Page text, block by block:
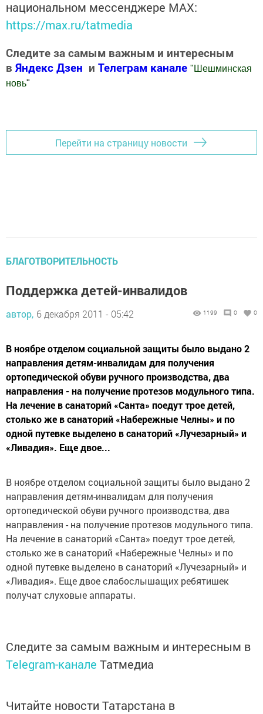
национальном мессенджере MАХ:
https://max.ru/tatmedia
Следите за самым важным и интересным
в Яндекс Дзен и Телеграм канале " Шешминская
новь"
Перейти на страницу новости
БЛАГОТВОРИТЕЛЬНОСТЬ
Поддержка детей-инвалидов
автор, 6 декабря 2011 - 05:42 1199 0 0
В ноябре отделом социальной защиты было выдано 2
направления детям-инвалидам для получения
ортопедической обуви ручного производства, два
направления - на получение протезов модульного типа.
На лечение в санаторий «Санта» поедут трое детей,
столько же в санаторий «Набережные Челны» и по
одной путевке выделено в санаторий «Лучезарный» и
«Ливадия». Еще двое...
В ноябре отделом социальной защиты было выдано 2
направления детям-инвалидам для получения
ортопедической обуви ручного производства, два
направления - на получение протезов модульного типа.
На лечение в санаторий «Санта» поедут трое детей,
столько же в санаторий «Набережные Челны» и по
одной путевке выделено в санаторий «Лучезарный» и
«Ливадия». Еще двое слабослышащих ребятишек
получат слуховые аппараты.
Следите за самым важным и интересным в
Telegram-канале Татмедиа
Читайте новости Татарстана в